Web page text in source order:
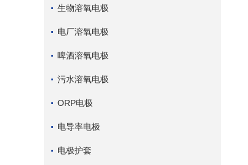
生物溶氧电极
电厂溶氧电极
啤酒溶氧电极
污水溶氧电极
ORP电极
电导率电极
电极护套